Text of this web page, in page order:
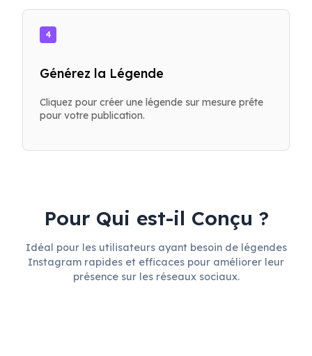
4
Générez la Légende
Cliquez pour créer une légende sur mesure prête
pour votre publication.
Pour Qui est-il Conçu ?
Idéal pour les utilisateurs ayant besoin de légendes
Instagram rapides et efficaces pour améliorer leur
présence sur les réseaux sociaux.